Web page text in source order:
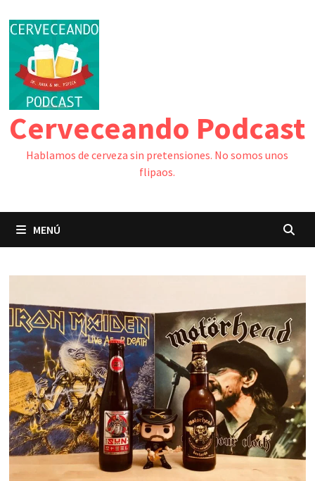
contenido
Cerveceando Podcast
Hablamos de cerveza sin pretensiones. No somos unos
flipaos.
MENÚ